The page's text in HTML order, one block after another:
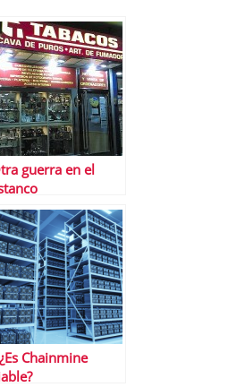
guerra en el
Chainmine